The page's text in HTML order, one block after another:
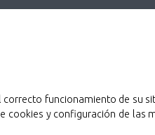
funcionamiento de su
cookies y configuración de las